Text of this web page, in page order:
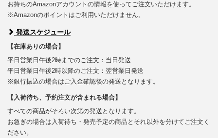
お持ちのAmazonアカウントの情報を使ってご注文いただけます。
※Amazonのポイントはご利用いただけません。
発送スケジュール
【在庫ありの場合】
平日営業日午後2時までのご注文：当日発送
平日営業日午後2時以降のご注文：翌営業日発送
※銀行振込の場合はご入金確認後の発送となります。
【入荷待ち、予約注文が含まれる場合】
すべての商品がそろい次第の発送となります。
お急ぎの場合は入荷待ち・発売予定の商品とそれ以外を分けてご注文く
ださい。